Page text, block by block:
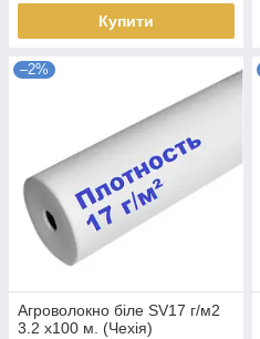
Купити
–2%
Агроволокно біле SV17 г/м2
3.2 х100 м. (Чехія)